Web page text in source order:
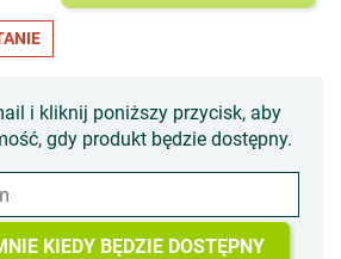
i kliknij poniższy przycisk, aby
gdy produkt będzie dostępny.
KIEDY BĘDZIE DOSTĘPNY